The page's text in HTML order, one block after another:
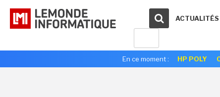
ACTUALITÉS
En ce moment : HP POLY